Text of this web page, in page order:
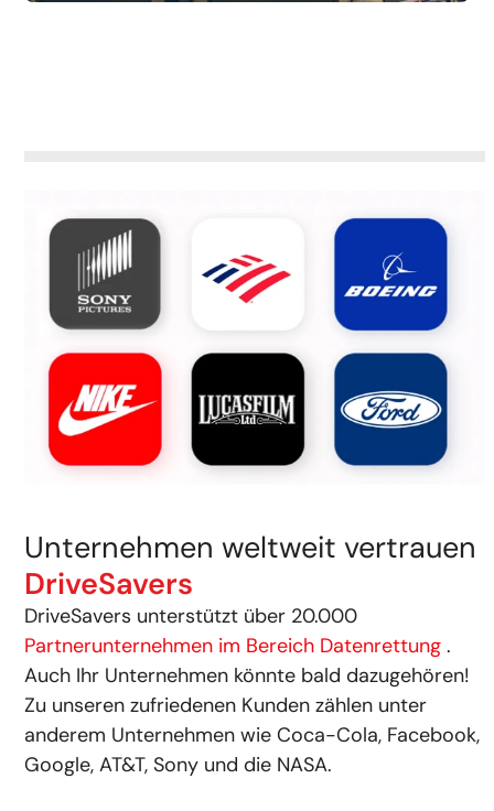
Unternehmen weltweit vertrauen
DriveSavers
DriveSavers unterstützt über 20.000
Partnerunternehmen im Bereich Datenrettung .
Auch Ihr Unternehmen könnte bald dazugehören!
Zu unseren zufriedenen Kunden zählen unter
anderem Unternehmen wie Coca-Cola, Facebook,
Google, AT&T, Sony und die NASA.